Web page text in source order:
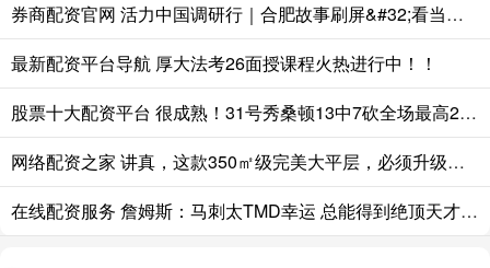
券商配资官网 活力中国调研行｜合肥故事刷屏&#32;看当地如何培育科技创业沃土
最新配资平台导航 厚大法考26面授课程火热进行中！！
股票十大配资平台 很成熟！31号秀桑顿13中7砍全场最高23分外加4板2断 三分4中2
网络配资之家 讲真，这款350㎡级完美大平层，必须升级改造！
在线配资服务 詹姆斯：马刺太TMD幸运 总能得到绝顶天才&从上将到邓肯再到文班